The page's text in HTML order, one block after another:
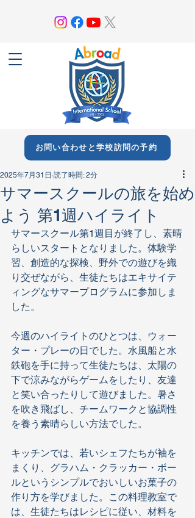
お問い合わせと学校訪問の予約
サマースクールの旅を始め
よう 第1週ハイライト
2025年7月31日 読了時間: 2分
サマースクール第1週目が終了し、素晴
らしいスタートとなりました。体験学
習、創造的な探検、野外での遊びを織
り交ぜながら、生徒たちはエキサイテ
ィングなサマープログラムに参加しま
した。
今週のハイライトのひとつは、ウォー
ター・プレーの日でした。水風船と水
鉄砲を手に持って生徒たちは、太陽の
下で涼みながらゲームをしたり、友達
と笑い合ったりして遊びました。暑さ
を吹き飛ばし、チームワークと協調性
を養う素晴らしい方法でした。
キッチンでは、若いシェフたちが袖を
まくり、グラハム・クラッカー・ボー
ルというシンプルでおいしいお菓子の
作り方を学びました。この料理教室で
は、生徒たちはレシピに従い、材料を